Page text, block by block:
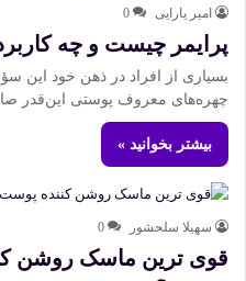
امیر یارایی 0
پرایمر چیست و چه
بسیاری از افراد در ذهن خود این
چهره‌های معروف پوستی این‌قدر
بیشتر بخوانید »
سهیلا سلحشور 0
قوی ترین ماسک روشن